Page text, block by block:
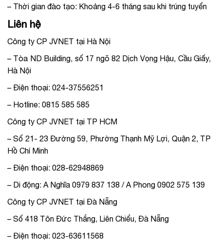
– Thời gian đào tạo: Khoảng 4-6 tháng sau khi trúng tuyển
Liên hệ
Công ty CP JVNET tại Hà Nội
– Tòa ND Building, số 17 ngõ 82 Dịch Vọng Hậu, Cầu Giấy,
Hà Nội
– Điện thoại: 024-37556251
– Hotline: 0815 585 585
Công ty CP JVNET tại TP HCM
– Số 21- 23 Đường 59, Phường Thạnh Mỹ Lợi, Quận 2, TP
Hồ Chí Minh
– Điện thoại: 028-62948869
– Di động: A Nghĩa 0979 837 138 / A Phong 0902 575 139
Công ty CP JVNET tại Đà Nẵng
– Số 418 Tôn Đức Thắng, Liên Chiểu, Đà Nẵng
– Điện thoại: 023-63611568